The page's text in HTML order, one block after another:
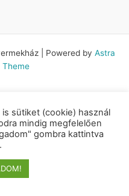
| Powered by Astra
Theme
sütiket (cookie) használ
mindig megfelelően
gombra kattintva